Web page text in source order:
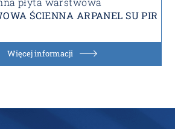
ŚCIENNA ARPANEL SU PIR
Więcej informacji